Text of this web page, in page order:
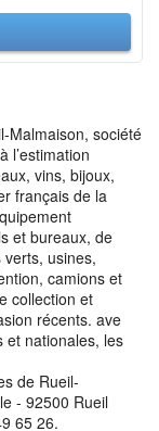
Malmaison, société
l’estimation
vins, bijoux,
français de la
et bureaux, de
usines,
camions et
collection et
récents. ave
et nationales, les
de Rueil-
- 92500 Rueil
65 26.